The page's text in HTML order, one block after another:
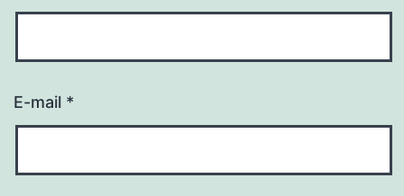
E-mail *